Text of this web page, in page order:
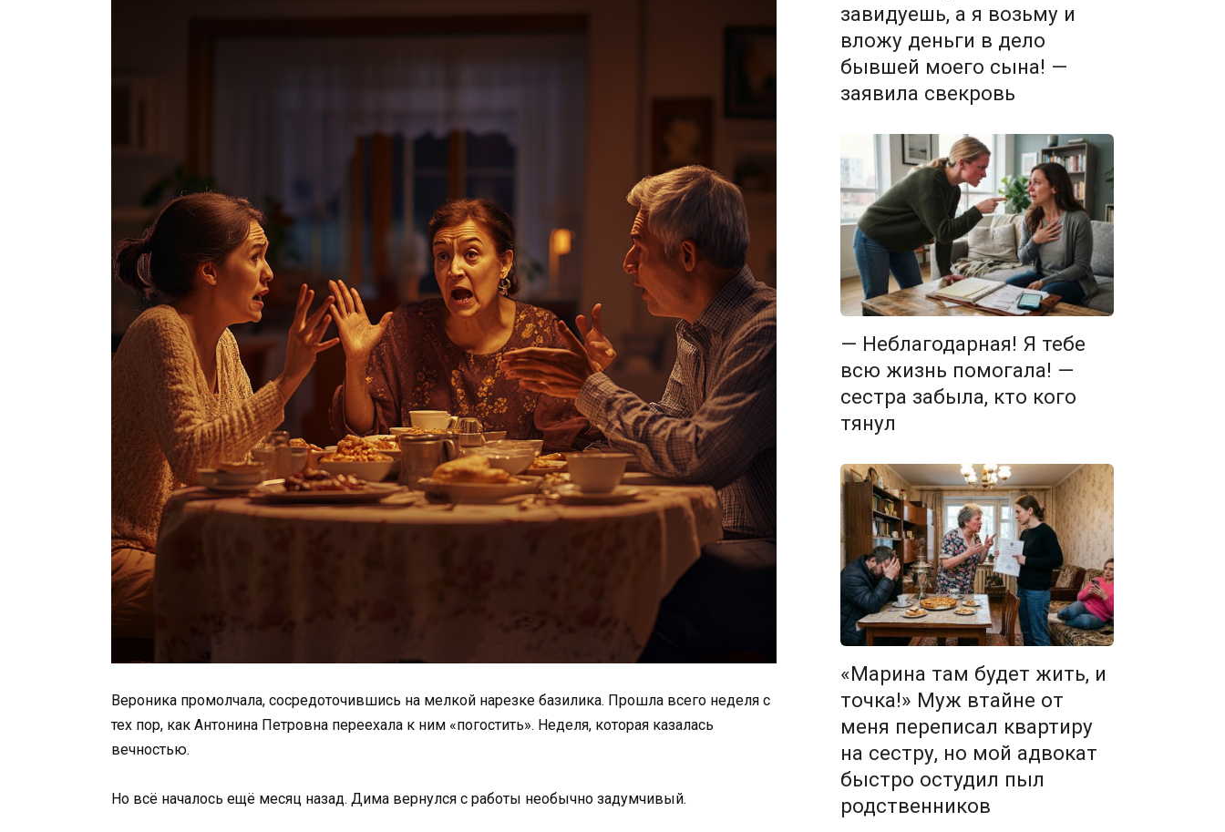
Вероника промолчала, сосредоточившись на мелкой нарезке базилика. Прошла всего неделя с
тех пор, как Антонина Петровна переехала к ним «погостить». Неделя, которая казалась
вечностью.
Но всё началось ещё месяц назад. Дима вернулся с работы необычно задумчивый.
завидуешь, а я возьму и
вложу деньги в дело
бывшей моего сына! —
заявила свекровь
— Неблагодарная! Я тебе
всю жизнь помогала! —
сестра забыла, кто кого
тянул
«Марина там будет жить, и
точка!» Муж втайне от
меня переписал квартиру
на сестру, но мой адвокат
быстро остудил пыл
родственников